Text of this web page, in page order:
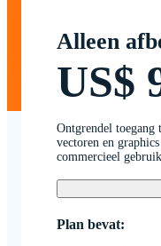
Alleen
US$
Ontgrendel toegang
vectoren en
commercieel
Plan bevat: